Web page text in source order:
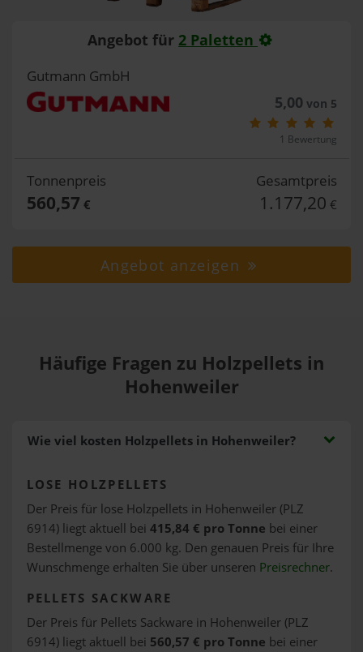
Angebot für 2 Paletten
Gutmann GmbH
5,00 von 5
1 Bewertung
Tonnenpreis
560,57 €
Gesamtpreis
1.177,20 €
Angebot anzeigen
Häufige Fragen zu Holzpellets in
Hohenweiler
Wie viel kosten Holzpellets in Hohenweiler?
LOSE HOLZPELLETS
Der Preis für lose Holzpellets in Hohenweiler (PLZ
6914) liegt aktuell bei 415,84 € pro Tonne bei einer
Bestellmenge von 6.000 kg. Den genauen Preis für Ihre
Wunschmenge erhalten Sie über unseren Preisrechner.
PELLETS SACKWARE
Der Preis für Pellets Sackware in Hohenweiler (PLZ
6914) liegt aktuell bei 560,57 € pro Tonne bei einer